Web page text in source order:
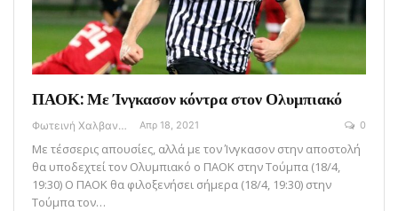
ΠΑΟΚ: Με Ίνγκασον κόντρα στον Ολυμπιακό
Φωτεινή Χαλβαντζή Απρ 18, 2021 0
Με τέσσερις απουσίες, αλλά με τον Ίνγκασον στην αποστολή
θα υποδεχτεί τον Ολυμπιακό ο ΠΑΟΚ στην Τούμπα (18/4,
19:30) Ο ΠΑΟΚ θα φιλοξενήσει σήμερα (18/4, 19:30) στην
Τούμπα τον…